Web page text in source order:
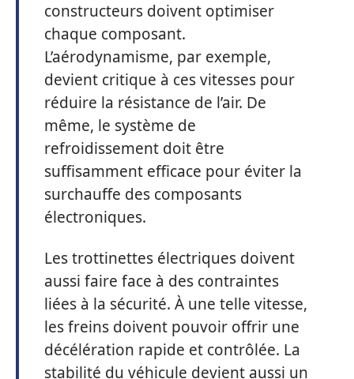
constructeurs doivent optimiser
chaque composant.
L’aérodynamisme, par exemple,
devient critique à ces vitesses pour
réduire la résistance de l’air. De
même, le système de
refroidissement doit être
suffisamment efficace pour éviter la
surchauffe des composants
électroniques.
Les trottinettes électriques doivent
aussi faire face à des contraintes
liées à la sécurité. À une telle vitesse,
les freins doivent pouvoir offrir une
décélération rapide et contrôlée. La
stabilité du véhicule devient aussi un